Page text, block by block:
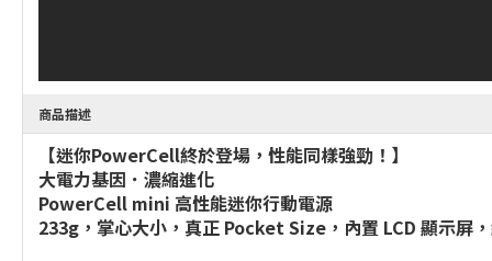
商品描述
【迷你PowerCell終於登場，性能同樣強勁！】
大電力基因．濃縮進化
PowerCell mini 高性能迷你行動電源
233g，掌心大小，真正 Pocket Size，內置 LCD 顯示屏